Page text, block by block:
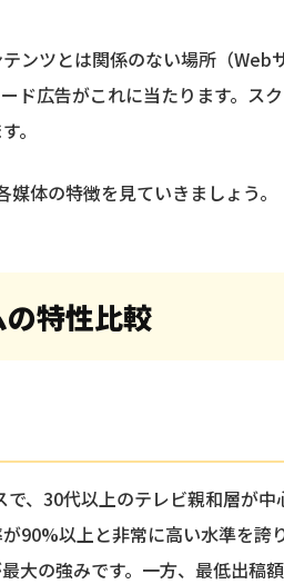
ンツとは関係のない場所（
ド広告がこれに当たります。ス
。
体の特徴を見ていきましょう。
特性比較
、30代以上のテレビ親和層が
90%以上と非常に高い水準を
大の強みです。一方、最低出稿